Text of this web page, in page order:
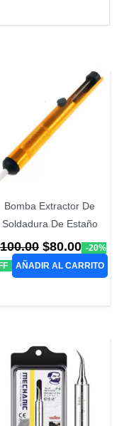
Bomba Extractor De
Soldadura De Estaño
100.00 El
precio
original
$80.00El
precio
actual
-20%
AÑADIR AL CARRITO